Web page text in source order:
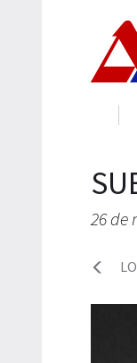
26 de